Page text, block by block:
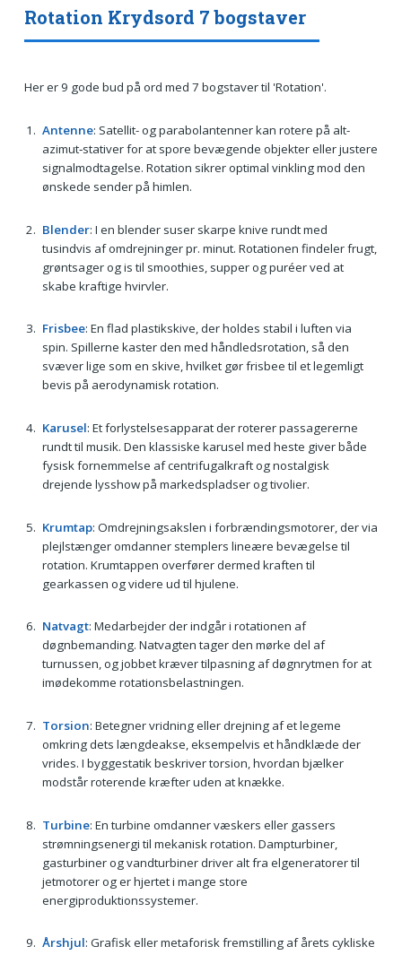
Rotation Krydsord 7 bogstaver
Her er 9 gode bud på ord med 7 bogstaver til 'Rotation'.
Antenne: Satellit- og parabolantenner kan rotere på alt-
azimut‐stativer for at spore bevægende objekter eller justere
signalmodtagelse. Rotation sikrer optimal vinkling mod den
ønskede sender på himlen.
Blender: I en blender suser skarpe knive rundt med
tusindvis af omdrejninger pr. minut. Rotationen findeler frugt,
grøntsager og is til smoothies, supper og puréer ved at
skabe kraftige hvirvler.
Frisbee: En flad plastikskive, der holdes stabil i luften via
spin. Spillerne kaster den med håndledsrotation, så den
svæver lige som en skive, hvilket gør frisbee til et legemligt
bevis på aerodynamisk rotation.
Karusel: Et forlystelsesapparat der roterer passagererne
rundt til musik. Den klassiske karusel med heste giver både
fysisk fornemmelse af centrifugalkraft og nostalgisk
drejende lysshow på markedspladser og tivolier.
Krumtap: Omdrejningsakslen i forbrændingsmotorer, der via
plejlstænger omdanner stemplers lineære bevægelse til
rotation. Krumtappen overfører dermed kraften til
gearkassen og videre ud til hjulene.
Natvagt: Medarbejder der indgår i rotationen af
døgnbemanding. Natvagten tager den mørke del af
turnussen, og jobbet kræver tilpasning af døgnrytmen for at
imødekomme rotationsbelastningen.
Torsion: Betegner vridning eller drejning af et legeme
omkring dets længdeakse, eksempelvis et håndklæde der
vrides. I byggestatik beskriver torsion, hvordan bjælker
modstår roterende kræfter uden at knække.
Turbine: En turbine omdanner væskers eller gassers
strømningsenergi til mekanisk rotation. Dampturbiner,
gasturbiner og vandturbiner driver alt fra elgeneratorer til
jetmotorer og er hjertet i mange store
energiproduktionssystemer.
Årshjul: Grafisk eller metaforisk fremstilling af årets cykliske